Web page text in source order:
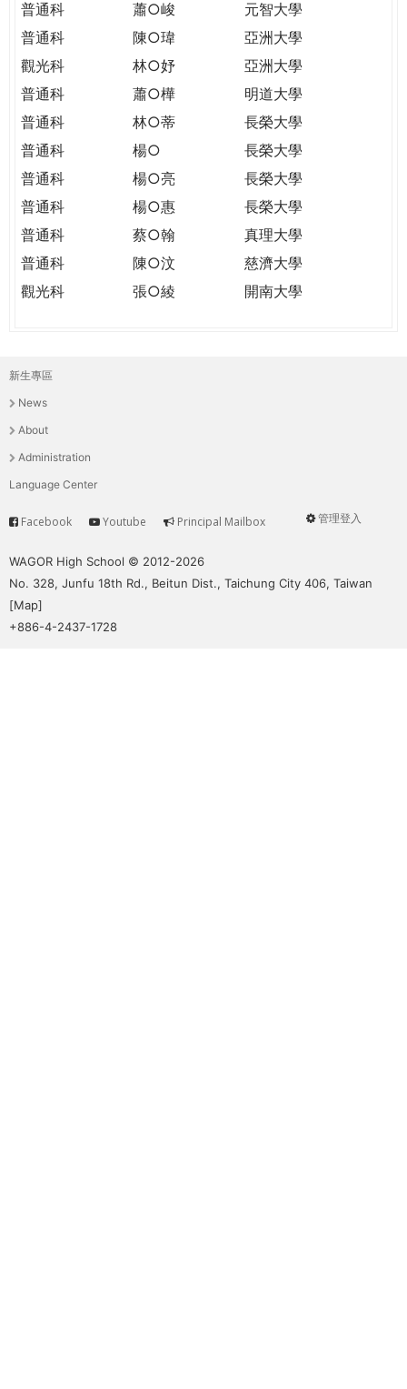
普通科 蕭○峻
元智大學
普通科
陳○瑋
亞洲大學
觀光科
林○妤
亞洲大學
普通科
蕭○樺
明道大學
普通科
林○蒂
長榮大學
普通科
楊○
長榮大學
普通科
楊○亮
長榮大學
普通科
楊○惠
長榮大學
普通科
蔡○翰
真理大學
普通科
陳○汶
慈濟大學
觀光科
張○綾 開南大學
主
選
單
新生專區
News
About
Administration
Language Center
User
管理登入
Service
Facebook Youtube Principal Mailbox
WAGOR High School © 2012-2026
No. 328, Junfu 18th Rd., Beitun Dist., Taichung City 406, Taiwan
[Map]
+886-4-2437-1728